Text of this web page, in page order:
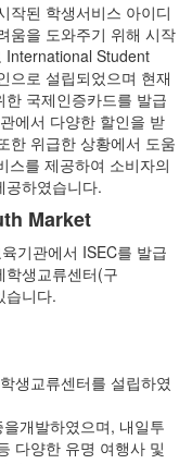
작된 학생서비스 아이디
움을 도와주기 위해 시작
International Student
으로 설립되었으며 현재
국제인증카드를 발급
에서 다양한 할인을 받
한 위급한 상황에서 도움
스를 제공하여 소비자의
공하였습니다.
Market
기관에서 ISEC를 발급
생교류센터(구
습니다.
생교류센터를 설립하였
개발하였으며, 내일투
다양한 유명 여행사 및